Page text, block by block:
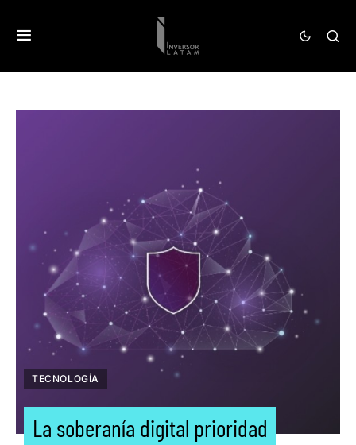
TECNOLOGÍA
La soberanía digital prioridad